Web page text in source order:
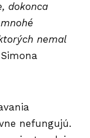
dokonca
nemal
nefungujú.